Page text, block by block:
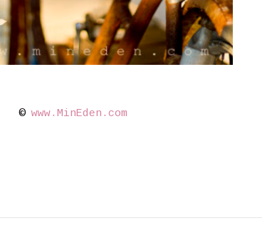
© www.MinEden.com